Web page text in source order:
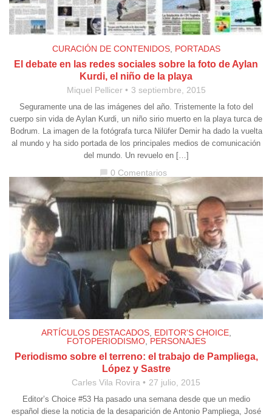
CURACIÓN DE CONTENIDOS, PORTADAS
El debate en las redes sociales sobre la foto de Aylan
Kurdi, el niño de la playa
Miquel Pellicer 3 septiembre, 2015
Seguramente una de las imágenes del año. Tristemente la foto del
cuerpo sin vida de Aylan Kurdi, un niño sirio muerto en la playa turca de
Bodrum. La imagen de la fotógrafa turca Nilüfer Demir ha dado la vuelta
al mundo y ha sido portada de los principales medios de comunicación
del mundo. Un revuelo en […]
0 Comentarios
ARTÍCULOS DESTACADOS, EDITOR'S CHOICE,
FOTOPERIODISMO, PERSONAJES
Periodismo sobre el terreno: el trabajo de Pampliega,
López y Sastre
Carles Vila Rovira 27 julio, 2015
Editor’s Choice #53 Ha pasado una semana desde que un medio
español diese la noticia de la desaparición de Antonio Pampliega, José